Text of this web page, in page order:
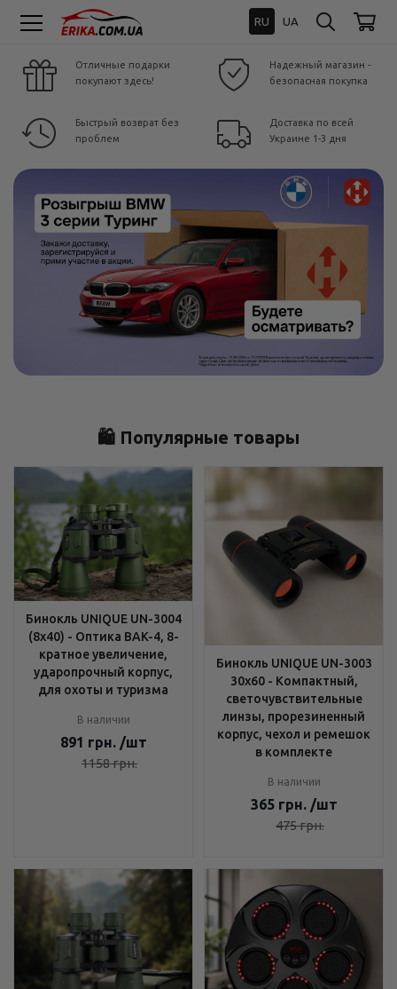
RU UA
Отличные подарки
покупают здесь!
Надежный магазин -
безопасная покупка
Быстрый возврат без
проблем
Доставка по всей
Украине 1-3 дня
🛍️ Популярные товары
Бинокль UNIQUE UN-3004
(8x40) - Оптика BAK-4, 8-
кратное увеличение,
ударопрочный корпус,
для охоты и туризма
В наличии
891 грн. /шт
1158грн.
Бинокль UNIQUE UN-3003
30x60 - Компактный,
светочувствительные
линзы, прорезиненный
корпус, чехол и ремешок
в комплекте
В наличии
365 грн. /шт
475грн.